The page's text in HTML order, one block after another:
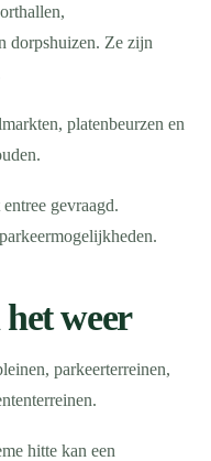
dorpshuizen. Ze zijn
platenbeurzen en
gevraagd.
weer
parkeerterreinen,
hitte kan een